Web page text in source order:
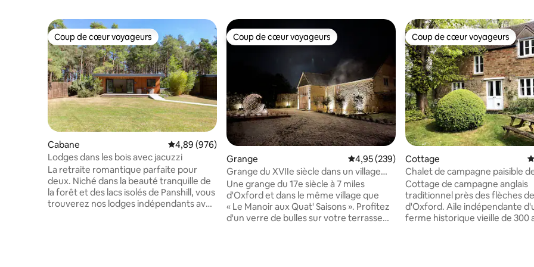
Coup de cœur voyageurs
Coup de cœur voyageurs
Cabane Évaluation moyenne sur la base de 976 commentaires : 4,89 sur 5
4,89 (976)
Lodges dans les bois avec jacuzzi
La retraite romantique parfaite pour
deux. Niché dans la beauté tranquille de
la forêt et des lacs isolés de Panshill, vous
trouverez nos lodges indépendants avec
Coup de cœur voyageurs
Coup de cœur voyageurs
Grange Évaluation moyenne sur la base de 239
4,95 (239)
Grange du XVIIe siècle dans un village
calme
Une grange du 17e siècle à 7 miles
d'Oxford et dans le même village que
« Le Manoir aux Quat' Saisons ». Profitez
d'un verre de bulles sur votre terrasse
Coup de cœur voyageurs
Coup de cœur voyageurs
Cottage
Chalet de campagne paisible
3 chambres près du centre
Cottage de campagne anglais
traditionnel près des flèches
d'Oxford. Aile indépendante
ferme historique vieille de 300